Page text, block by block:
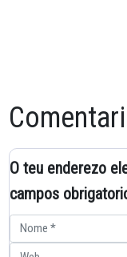
O teu enderezo
campos